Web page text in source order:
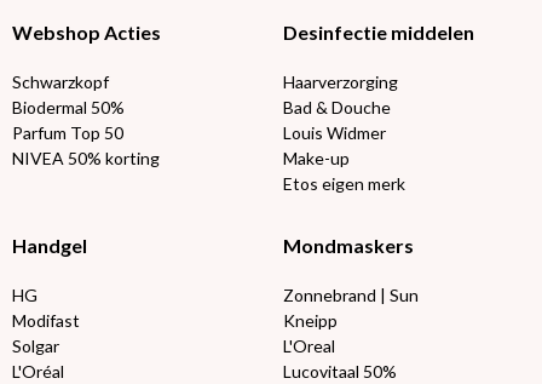
Webshop Acties
Schwarzkopf
Biodermal 50%
Parfum Top 50
NIVEA 50% korting
Desinfectie middelen
Haarverzorging
Bad & Douche
Louis Widmer
Make-up
Etos eigen merk
Handgel
HG
Modifast
Solgar
L'Oréal
Mondmaskers
Zonnebrand | Sun
Kneipp
L'Oreal
Lucovitaal 50%